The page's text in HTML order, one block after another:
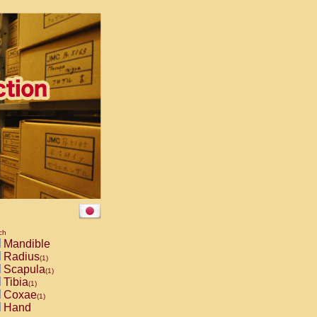
Mandible
Radius(1)
Scapula(1)
Tibia(1)
Coxae(1)
Hand